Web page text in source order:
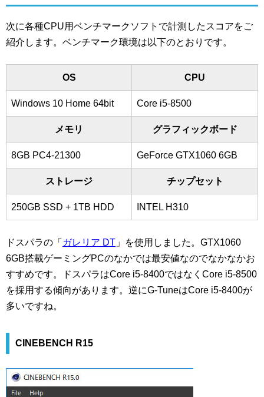
次に各種CPU用ベンチマークソフトで計測したスコアをご
紹介します。ベンチマーク環境は以下のとおりです。
OS CPU
Windows 10 Home 64bit Core i5-8500
メモリ グラフィックボード
8GB PC4-21300 GeForce GTX1060 6GB
ストレージ チップセット
250GB SSD + 1TB HDD INTEL H310
ドスパラの「 ガレリア DT 」を使用しました。GTX1060
6GB搭載ゲーミングPCのなかでは最安値なのでなかなかお
すすめです。ドスパラはCore i5-8400ではなくCore i5-8500
を採用する傾向があります。逆にG-TuneはCore i5-8400が
多いですね。
CINEBENCH R15